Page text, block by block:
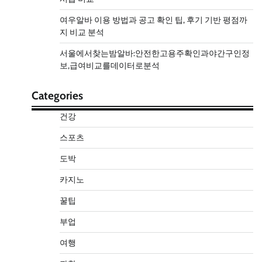
여우알바 이용 방법과 공고 확인 팁, 후기 기반 평점까
지 비교 분석
서울에서찾는밤알바:안전한고용주확인과야간구인정
보,급여비교를데이터로분석
Categories
건강
스포츠
도박
카지노
꿀팁
부업
여행